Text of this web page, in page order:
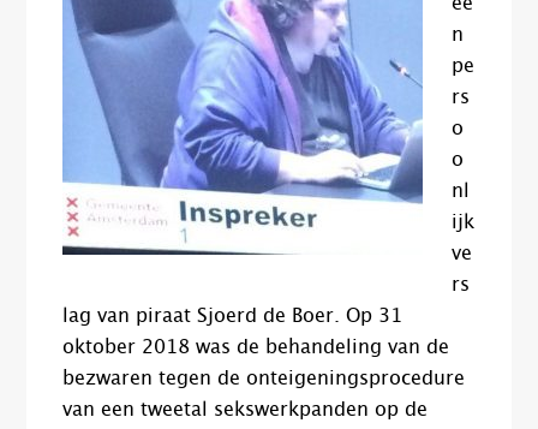
n
pe
rs
o
o
nl
ijk
ve
rs
lag van piraat Sjoerd de Boer. Op 31
oktober 2018 was de behandeling van de
bezwaren tegen de onteigeningsprocedure
van een tweetal sekswerkpanden op de